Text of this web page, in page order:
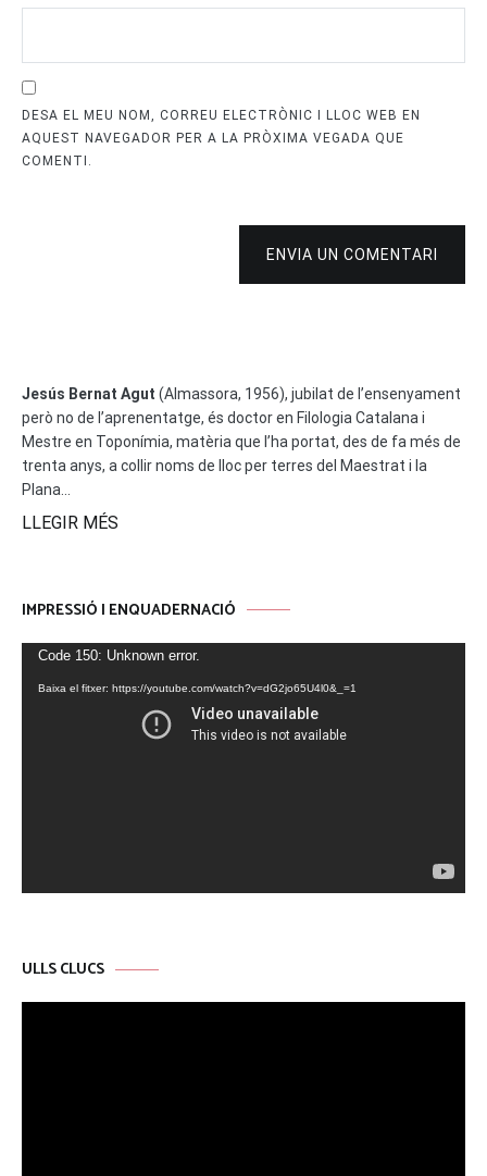
DESA EL MEU NOM, CORREU ELECTRÒNIC I LLOC WEB EN
AQUEST NAVEGADOR PER A LA PRÒXIMA VEGADA QUE
COMENTI.
ENVIA UN COMENTARI
Jesús Bernat Agut (Almassora, 1956), jubilat de l’ensenyament
però no de l’aprenentatge, és doctor en Filologia Catalana i
Mestre en Toponímia, matèria que l’ha portat, des de fa més de
trenta anys, a collir noms de lloc per terres del Maestrat i la
Plana...
LLEGIR MÉS
IMPRESSIÓ I ENQUADERNACIÓ
Reproductor
vídeo
Code 150: Unknown error.
Baixa el fitxer: https://youtube.com/watch?v=dG2jo65U4l0&_=1
ULLS CLUCS